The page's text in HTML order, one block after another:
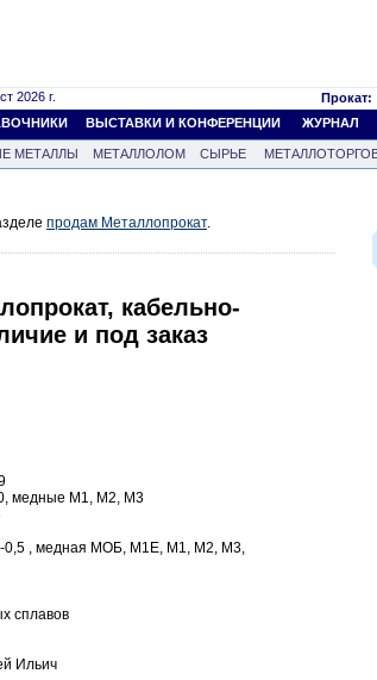
2026 г. Прокат:
ВЫСТАВКИ И КОНФЕРЕНЦИИ ЖУРНАЛ
МЕТАЛЛЫ МЕТАЛЛОЛОМ СЫРЬЕ
продам Металлопрокат.
кабельно-
и под заказ
медные М1, М2, М3
0,5 , медная МОБ, М1Е, М1, М2, М3,
сплавов
Ильич